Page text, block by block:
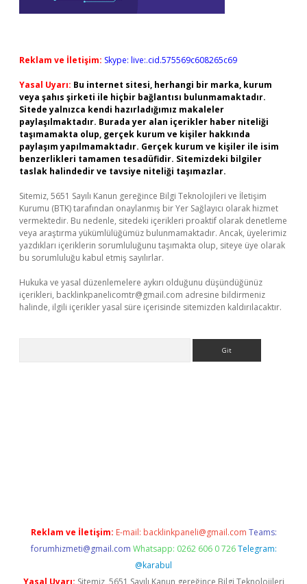
Reklam ve İletişim: Skype: live:.cid.575569c608265c69
Yasal Uyarı: Bu internet sitesi, herhangi bir marka, kurum
veya şahıs şirketi ile hiçbir bağlantısı bulunmamaktadır.
Sitede yalnızca kendi hazırladığımız makaleler
paylaşılmaktadır. Burada yer alan içerikler haber niteliği
taşımamakta olup, gerçek kurum ve kişiler hakkında
paylaşım yapılmamaktadır. Gerçek kurum ve kişiler ile isim
benzerlikleri tamamen tesadüfidir. Sitemizdeki bilgiler
taslak halindedir ve tavsiye niteliği taşımazlar.
Sitemiz, 5651 Sayılı Kanun gereğince Bilgi Teknolojileri ve İletişim
Kurumu (BTK) tarafından onaylanmış bir Yer Sağlayıcı olarak hizmet
vermektedir. Bu nedenle, sitedeki içerikleri proaktif olarak denetleme
veya araştırma yükümlülüğümüz bulunmamaktadır. Ancak, üyelerimiz
yazdıkları içeriklerin sorumluluğunu taşımakta olup, siteye üye olarak
bu sorumluluğu kabul etmiş sayılırlar.
Hukuka ve yasal düzenlemelere aykırı olduğunu düşündüğünüz
içerikleri, backlinkpanelicomtr@gmail.com adresine bildirmeniz
halinde, ilgili içerikler yasal süre içerisinde sitemizden kaldırılacaktır.
Reklam ve İletişim: E-mail: backlinkpaneli@gmail.com Teams:
forumhizmeti@gmail.com Whatsapp: 0262 606 0 726 Telegram:
@karabul
Yasal Uyarı: Sitemiz, 5651 Sayılı Kanun gereğince Bilgi Teknolojileri